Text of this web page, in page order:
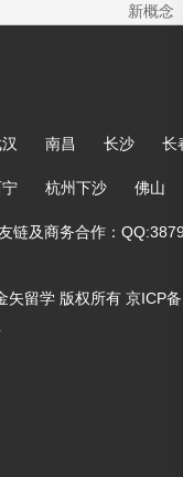
新概念
南昌 长沙 长
杭州下沙 佛山
商务合作：
矢留学 版权所有 京ICP